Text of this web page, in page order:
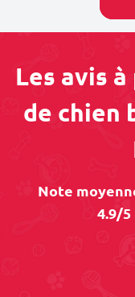
Les avis
de chien
Note
4.9/5